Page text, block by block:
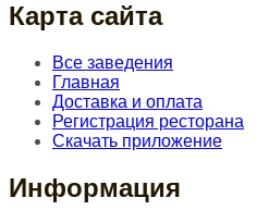
Карта сайта
Все заведения
Главная
Доставка и оплата
Регистрация ресторана
Скачать приложение
Информация